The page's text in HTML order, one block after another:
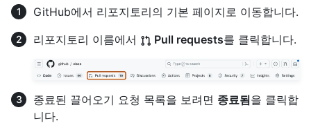
GitHub에서 리포지토리의 기본 페이지로 이동합니다.
리포지토리 이름에서
Pull requests를 클릭합니다.
종료된 끌어오기 요청 목록을 보려면 종료됨을 클릭합
니다.